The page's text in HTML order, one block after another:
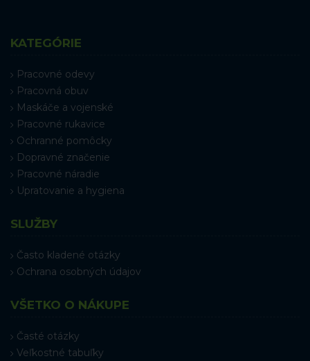
KATEGÓRIE
Pracovné odevy
Pracovná obuv
Maskáče a vojenské
Pracovné rukavice
Ochranné pomôcky
Dopravné značenie
Pracovné náradie
Upratovanie a hygiena
SLUŽBY
Často kladené otázky
Ochrana osobných údajov
VŠETKO O NÁKUPE
Časté otázky
Veľkostné tabuľky